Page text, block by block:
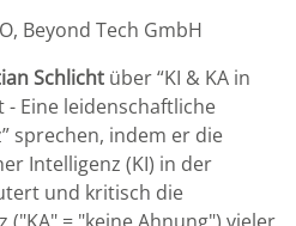
Beyond Tech GmbH
Schlicht über “KI & KA in
Eine leidenschaftliche
sprechen, indem er die
Intelligenz (KI) in der
und kritisch die